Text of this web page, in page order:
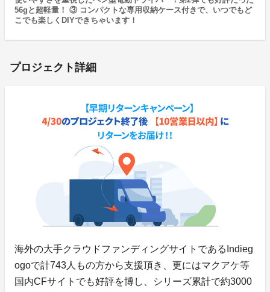
56gと超軽量！ ③ コンパクトな専用収納ケース付きで、いつでもど
こでも楽しくDIYできちゃいます！
プロジェクト詳細
海外の大手クラウドファンディングサイトであるIndieg
ogoで計743人もの方から支援頂き、更にはマクアケ等
国内CFサイトでも好評を博し、シリーズ累計で約3000